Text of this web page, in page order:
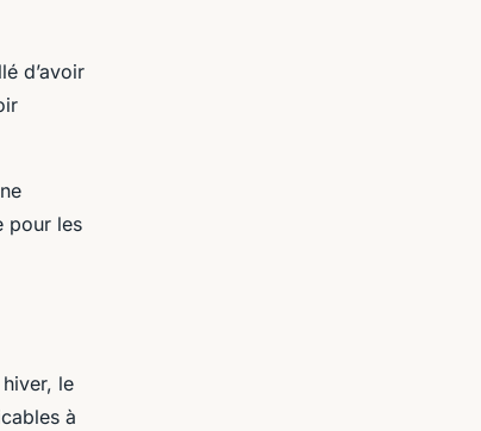
d’avoir
pour les
le
à